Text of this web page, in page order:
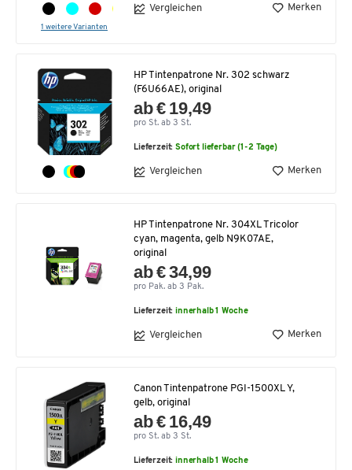
1 weitere Varianten
Vergleichen Merken
HP Tintenpatrone Nr. 302 schwarz
(F6U66AE), original
ab € 19,49
pro St. ab 3 St.
Lieferzeit:Sofort lieferbar (1-2 Tage)
Vergleichen Merken
HP Tintenpatrone Nr. 304XL Tricolor
cyan, magenta, gelb N9K07AE,
original
ab € 34,99
pro Pak. ab 3 Pak.
Lieferzeit:innerhalb 1 Woche
Vergleichen Merken
Canon Tintenpatrone PGI-1500XL Y,
gelb, original
ab € 16,49
pro St. ab 3 St.
Lieferzeit:innerhalb 1 Woche